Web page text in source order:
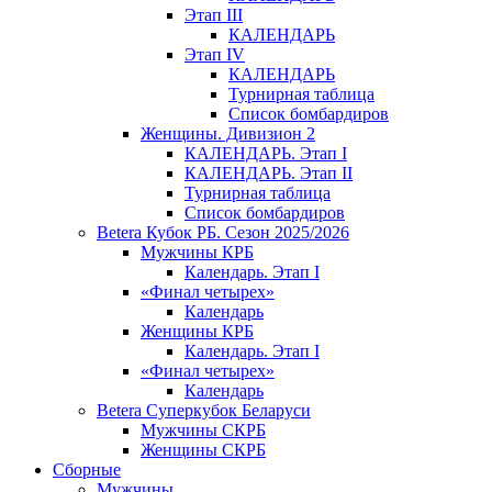
Этап III
КАЛЕНДАРЬ
Этап IV
КАЛЕНДАРЬ
Турнирная таблица
Список бомбардиров
Женщины. Дивизион 2
КАЛЕНДАРЬ. Этап I
КАЛЕНДАРЬ. Этап II
Турнирная таблица
Список бомбардиров
Betera Кубок РБ. Сезон 2025/2026
Мужчины КРБ
Календарь. Этап I
«Финал четырех»
Календарь
Женщины КРБ
Календарь. Этап I
«Финал четырех»
Календарь
Betera Суперкубок Беларуси
Мужчины СКРБ
Женщины СКРБ
Сборные